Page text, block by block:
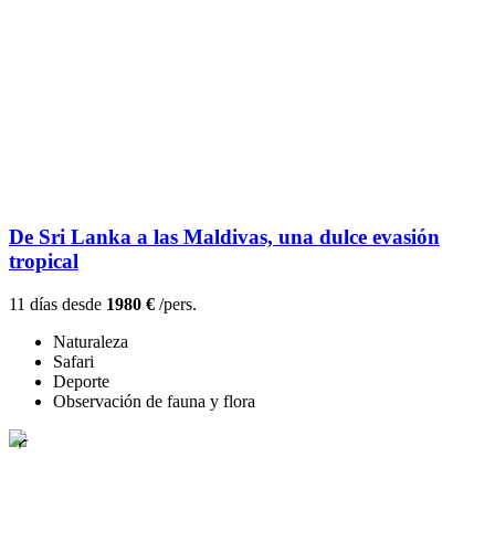
De Sri Lanka a las Maldivas, una dulce evasión
tropical
11 días desde 1980 € /pers.
Naturaleza
Safari
Deporte
Observación de fauna y flora